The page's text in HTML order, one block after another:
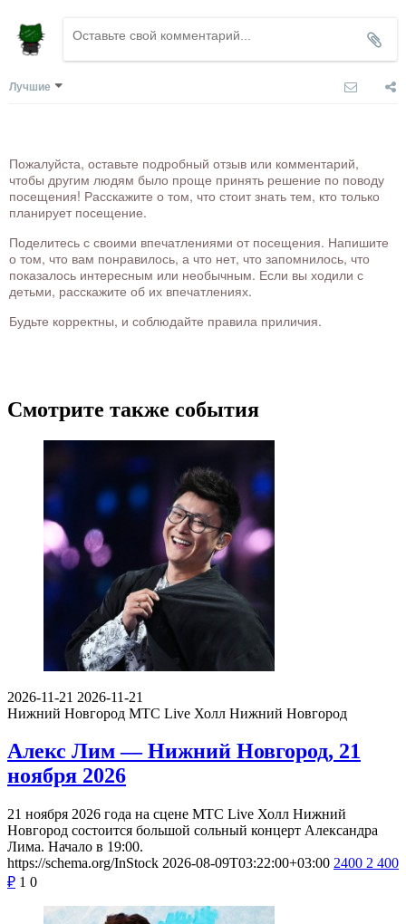
Лучшие
Пожалуйста, оставьте подробный отзыв или комментарий,
чтобы другим людям было проще принять решение по поводу
посещения! Расскажите о том, что стоит знать тем, кто только
планирует посещение.
Поделитесь с своими впечатлениями от посещения. Напишите
о том, что вам понравилось, а что нет, что запомнилось, что
показалось интересным или необычным. Если вы ходили с
детьми, расскажите об их впечатлениях.
Будьте корректны, и соблюдайте правила приличия.
Смотрите также события
2026-11-21 2026-11-21
Нижний Новгород МТС Live Холл Нижний Новгород
Алекс Лим — Нижний Новгород, 21
ноября 2026
21 ноября 2026 года на сцене МТС Live Холл Нижний
Новгород состоится большой сольный концерт Александра
Лима. Начало в 19:00.
https://schema.org/InStock 2026-08-09T03:22:00+03:00 2400 2 400
₽ 1 0